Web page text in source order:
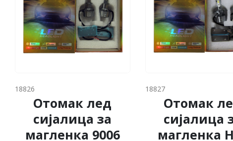
18826
Отомак лед
сијалица за
магленка 9006
18827
Отомак
сијалица
магленка